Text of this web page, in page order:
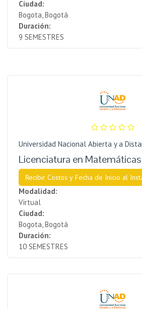
Ciudad:
Bogota, Bogotá
Duración:
9 SEMESTRES
Universidad Nacional Abierta y a
Licenciatura en Matemáticas
Recibir Costos y Fecha de Inicio al
Modalidad:
Virtual
Ciudad:
Bogota, Bogotá
Duración:
10 SEMESTRES